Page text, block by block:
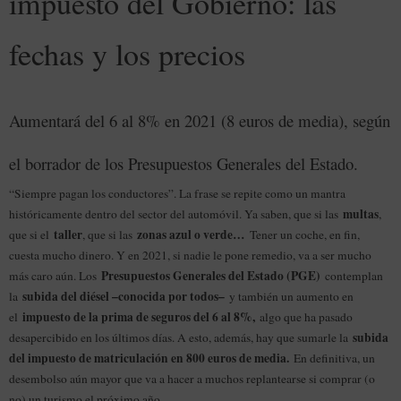
fechas y los precios
Aumentará del 6 al 8% en 2021 (8 euros de media), según
el borrador de los Presupuestos Generales del Estado.
“Siempre pagan los conductores”. La frase se repite como un mantra
históricamente dentro del sector del automóvil. Ya saben, que si las multas,
que si el taller, que si las zonas azul o verde… Tener un coche, en fin,
cuesta mucho dinero. Y en 2021, si nadie le pone remedio, va a ser mucho
más caro aún. Los Presupuestos Generales del Estado (PGE) contemplan
la subida del diésel –conocida por todos– y también un aumento en
el impuesto de la prima de seguros del 6 al 8%, algo que ha pasado
desapercibido en los últimos días. A esto, además, hay que sumarle la subida
del impuesto de matriculación en 800 euros de media. En definitiva, un
desembolso aún mayor que va a hacer a muchos replantearse si comprar (o